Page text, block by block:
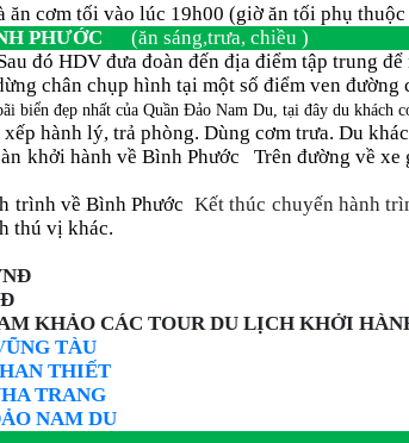
cơm tối vào lúc 19h00 (giờ ăn tối phụ
PHƯỚC (ăn sáng,trưa, chiều )
đó HDV đưa đoàn đến địa điểm tập trung
chân chụp hình tại một số điểm ven
biển đẹp nhất của Quần Đảo Nam Du, tại đây du khách
hành lý, trả phòng. Dùng cơm trưa. Du
khởi hành về Bình Phước Trên đường về
trình về Bình Phước Kết thúc chuyến hành
thú vị khác.
KHẢO CÁC TOUR DU LỊCH KHỞI
TÀU
THIẾT
TRANG
NAM DU